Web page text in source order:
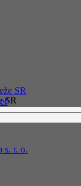
SR
s. r. o.